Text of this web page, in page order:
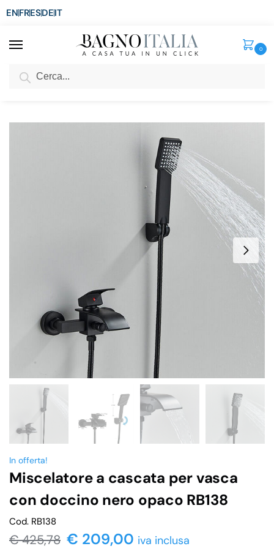
ENFRESDEIT
0
SCONTO del 3%
In offerta!
Miscelatore a cascata per vasca
con doccino nero opaco RB138
Cod. RB138
€425,78 € 209,00 iva inclusa